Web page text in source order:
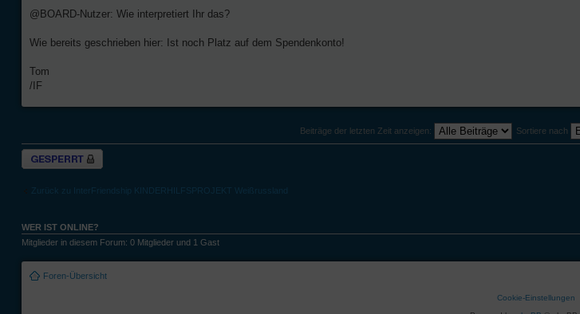
@BOARD-Nutzer: Wie interpretiert Ihr das?
Wie bereits geschrieben hier: Ist noch Platz auf dem Spendenkonto!
Tom
/IF
Beiträge der letzten Zeit anzeigen: Sortiere nach
Thema gesperrt
Zurück zu InterFriendship KINDERHILFSPROJEKT Weißrussland
WER IST ONLINE?
Mitglieder in diesem Forum: 0 Mitglieder und 1 Gast
Foren-Übersicht
Cookie-Einstellungen